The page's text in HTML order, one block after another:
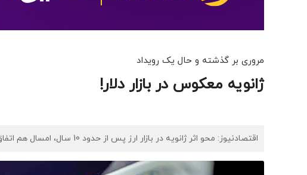
مروری بر گذشته و حال یک رویداد
ژانویه معکوس در بازار دلار!
اقتصادنیوز: محو اثر ژانویه در بازار ارز پس از حدود 10 سال، امسال هم اتفاق افتاد و قیمت‌ها روند افزایشی را به خود نگرفتند.